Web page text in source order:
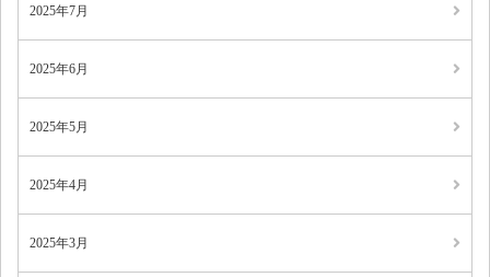
2025年7月
2025年6月
2025年5月
2025年4月
2025年3月